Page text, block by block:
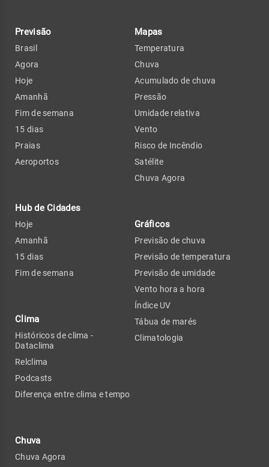
Previsão
Brasil
Agora
Hoje
Amanhã
Fim de semana
15 dias
Praias
Aeroportos
Hub de Cidades
Hoje
Amanhã
15 dias
Fim de semana
Clima
Históricos de clima -
Dataclima
Relclima
Podcasts
Diferença entre clima e tempo
Chuva
Chuva Agora
Mapas
Temperatura
Chuva
Acumulado de chuva
Pressão
Umidade relativa
Vento
Risco de Incêndio
Satélite
Chuva Agora
Gráficos
Previsão de chuva
Previsão de temperatura
Previsão de umidade
Vento hora a hora
Índice UV
Tábua de marés
Climatologia